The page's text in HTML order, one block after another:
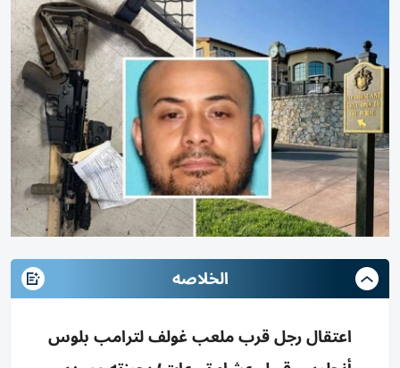
الخلاصه
اعتقال رجل قرب ملعب غولف لترامب بلوس